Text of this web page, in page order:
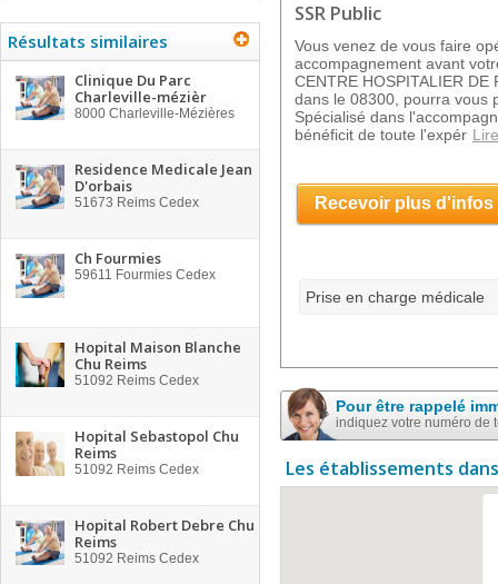
Résultats similaires
Clinique Du Parc
Charleville-mézièr
8000 Charleville-Mézières
Residence Medicale Jean
D'orbais
51673 Reims Cedex
Ch Fourmies
59611 Fourmies Cedex
Hopital Maison Blanche
Chu Reims
51092 Reims Cedex
Hopital Sebastopol Chu
Reims
51092 Reims Cedex
Hopital Robert Debre Chu
Reims
51092 Reims Cedex
SSR Public
Vous venez de vous faire
accompagnement avant
CENTRE HOSPITALIER
dans le 08300, pourra vous
Spécialisé dans
bénéficit de toute l'expér
Recevoir plus d'infos
Prise en charge médicale
Pour être rappelé
indiquez votre numéro de
Les établissements